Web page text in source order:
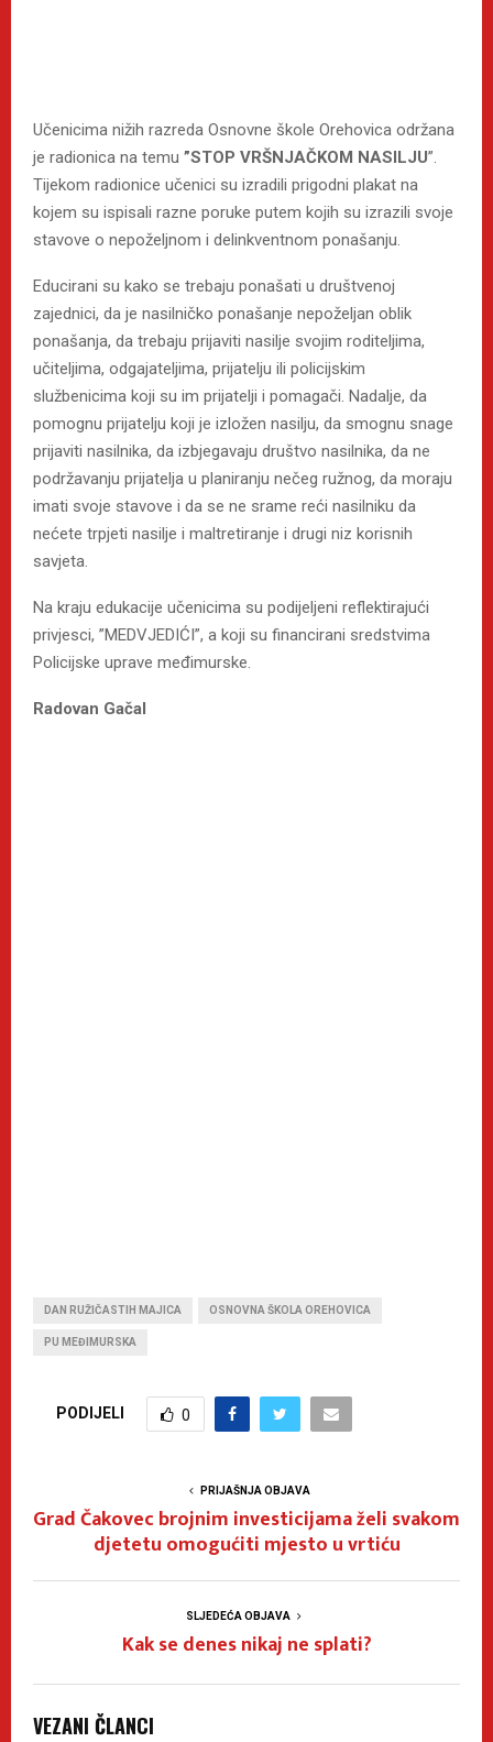
Učenicima nižih razreda Osnovne škole Orehovica održana
je radionica na temu ”STOP VRŠNJAČKOM NASILJU”.
Tijekom radionice učenici su izradili prigodni plakat na
kojem su ispisali razne poruke putem kojih su izrazili svoje
stavove o nepoželjnom i delinkventnom ponašanju.
Educirani su kako se trebaju ponašati u društvenoj
zajednici, da je nasilničko ponašanje nepoželjan oblik
ponašanja, da trebaju prijaviti nasilje svojim roditeljima,
učiteljima, odgajateljima, prijatelju ili policijskim
službenicima koji su im prijatelji i pomagači. Nadalje, da
pomognu prijatelju koji je izložen nasilju, da smognu snage
prijaviti nasilnika, da izbjegavaju društvo nasilnika, da ne
podržavanju prijatelja u planiranju nečeg ružnog, da moraju
imati svoje stavove i da se ne srame reći nasilniku da
nećete trpjeti nasilje i maltretiranje i drugi niz korisnih
savjeta.
Na kraju edukacije učenicima su podijeljeni reflektirajući
privjesci, ”MEDVJEDIĆI”, a koji su financirani sredstvima
Policijske uprave međimurske.
Radovan Gačal
DAN RUŽIČASTIH MAJICA OSNOVNA ŠKOLA OREHOVICA
PU MEĐIMURSKA
PODIJELI 0
PRIJAŠNJA OBJAVA
Grad Čakovec brojnim investicijama želi svakom
djetetu omogućiti mjesto u vrtiću
SLJEDEĆA OBJAVA
Kak se denes nikaj ne splati?
VEZANI ČLANCI